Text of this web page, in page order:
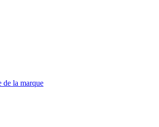
de la marque